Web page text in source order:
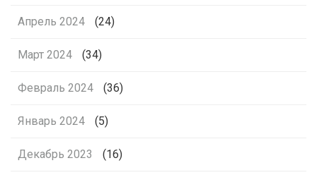
Апрель 2024 (24)
Март 2024 (34)
Февраль 2024 (36)
Январь 2024 (5)
Декабрь 2023 (16)